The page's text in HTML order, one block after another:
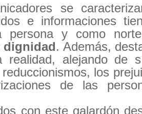
se
e informaciones
persona y como
dignidad. Además,
realidad, alejando de
los
de las
con este galardón